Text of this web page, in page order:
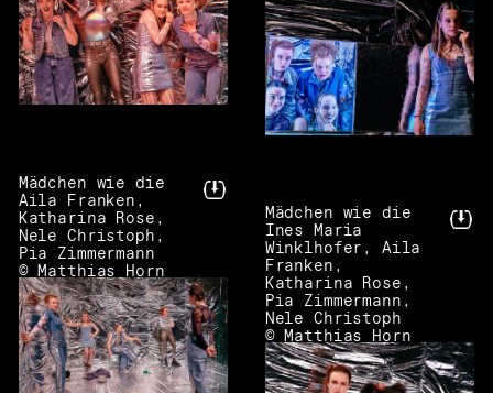
Mädchen wie die
Aila Franken,
Katharina Rose,
Nele Christoph,
Pia Zimmermann
© Matthias Horn
Mädchen wie die
Ines Maria
Winklhofer, Aila
Franken,
Katharina Rose,
Pia Zimmermann,
Nele Christoph
© Matthias Horn